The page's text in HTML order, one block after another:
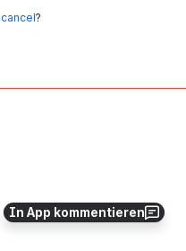
In App kommentieren
cancel?